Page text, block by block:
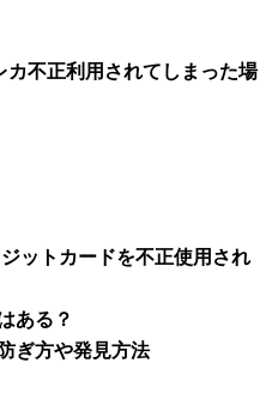
カ不正利用されてしまった場
ットカードを不正使用され
ある？
ぎ方や発見方法